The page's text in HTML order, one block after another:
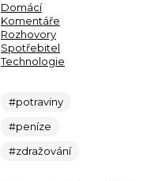
Domácí
Komentáře
Rozhovory
Spotřebitel
Technologie
#potraviny
#peníze
#zdražování